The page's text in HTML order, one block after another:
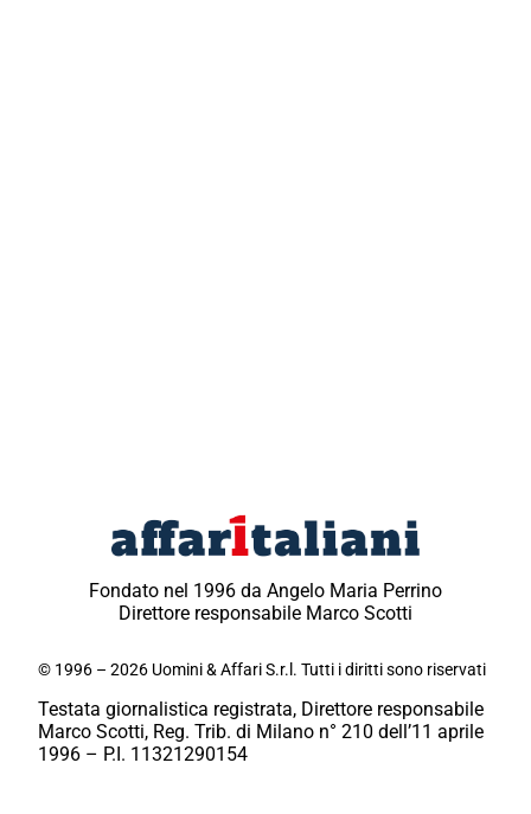
Fondato nel 1996 da Angelo Maria Perrino
Direttore responsabile Marco Scotti
© 1996 – 2026 Uomini & Affari S.r.l. Tutti i diritti sono riservati
Testata giornalistica registrata, Direttore responsabile
Marco Scotti, Reg. Trib. di Milano n° 210 dell’11 aprile
1996 – P.I. 11321290154